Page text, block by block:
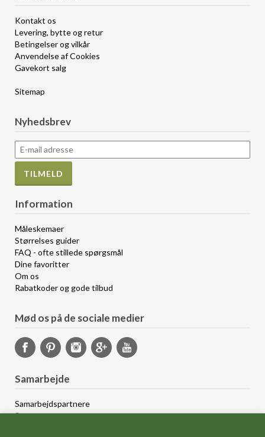
Kontakt os
Levering, bytte og retur
Betingelser og vilkår
Anvendelse af Cookies
Gavekort salg
Sitemap
Nyhedsbrev
Information
Måleskemaer
Størrelses guider
FAQ - ofte stillede spørgsmål
Dine favoritter
Om os
Rabatkoder og gode tilbud
Mød os på de sociale medier
Samarbejde
Samarbejdspartnere
Sponsorprogram